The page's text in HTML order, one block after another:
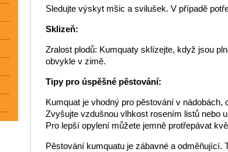
Sledujte výskyt mšic a svilušek. V případě
Sklizeň:
Zralost plodů: Kumquaty sklízejte, když jsou
obvykle v zimě.
Tipy pro úspěšné pěstování:
Kumquat je vhodný pro pěstování v
Zvyšujte vzdušnou vlhkost rosením listů nebo
Pro lepší opylení můžete jemně protřepávat
Pěstování kumquatu je zábavné a odměňující.